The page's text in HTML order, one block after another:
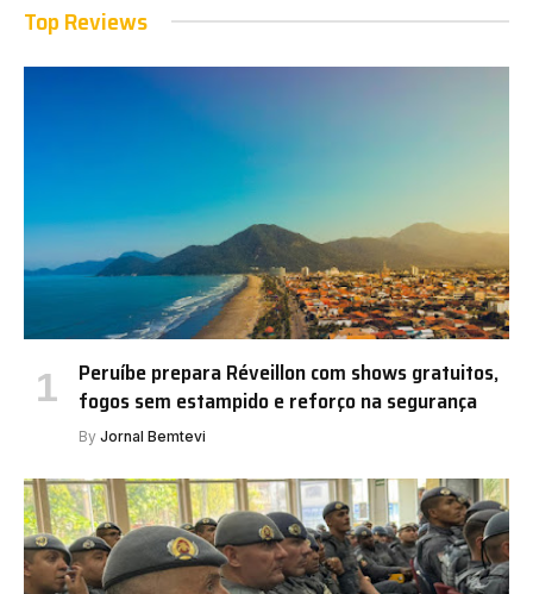
Top Reviews
Peruíbe prepara Réveillon com shows gratuitos,
fogos sem estampido e reforço na segurança
By Jornal Bemtevi